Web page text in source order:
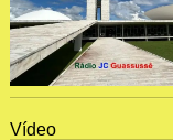
Vídeo